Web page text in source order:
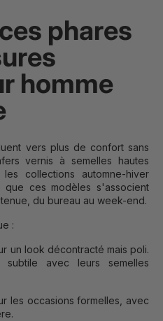
phares
homme
vers plus de confort sans
vernis à semelles hautes
collections automne-hiver
que ces modèles s'associent
du bureau au week-end.
:
un look décontracté mais poli.
avec leurs semelles
les occasions formelles, avec